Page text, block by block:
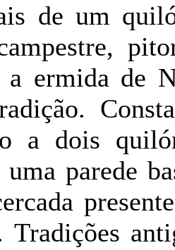
de um
ermida de
a dois
parede
Tradições